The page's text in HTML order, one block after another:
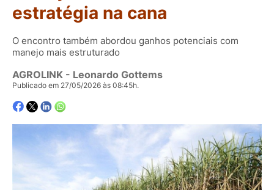
estratégia na cana
O encontro também abordou ganhos potenciais com
manejo mais estruturado
AGROLINK - Leonardo Gottems
Publicado em 27/05/2026 às 08:45h.